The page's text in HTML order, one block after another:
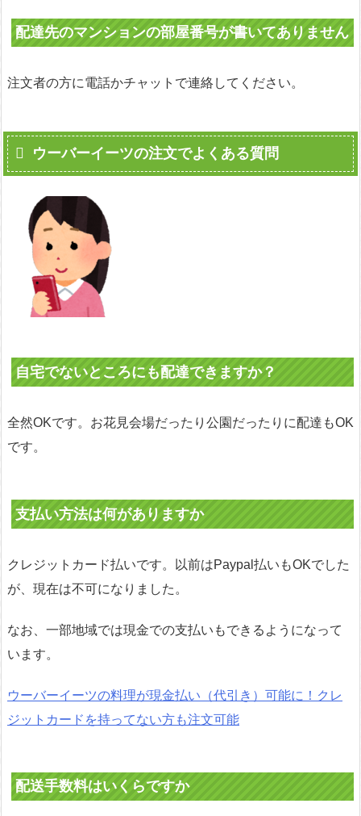
配達先のマンションの部屋番号が書いてありません
注文者の方に電話かチャットで連絡してください。
ウーバーイーツの注文でよくある質問
自宅でないところにも配達できますか？
全然OKです。お花見会場だったり公園だったりに配達もOK
です。
支払い方法は何がありますか
クレジットカード払いです。以前はPaypal払いもOKでした
が、現在は不可になりました。
なお、一部地域では現金での支払いもできるようになって
います。
ウーバーイーツの料理が現金払い（代引き）可能に！クレ
ジットカードを持ってない方も注文可能
配送手数料はいくらですか